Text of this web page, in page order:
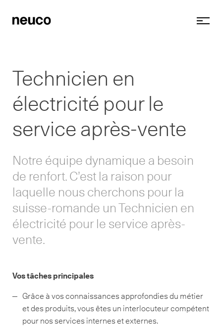
Technicien en
électricité pour le
service après-vente
Notre équipe dynamique a besoin
de renfort. C’est la raison pour
laquelle nous cherchons pour la
suisse-romande un Technicien en
électricité pour le service après-
vente.
Vos tâches principales
Grâce à vos connaissances approfondies du métier
et des produits, vous êtes un interlocuteur compétent
pour nos services internes et externes.